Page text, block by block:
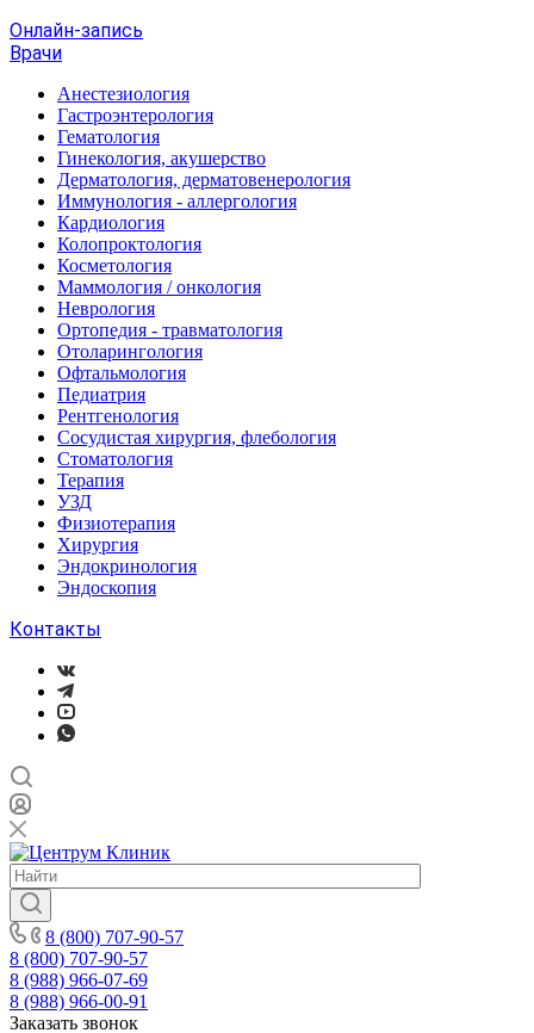
Онлайн-запись
Врачи
Анестезиология
Гастроэнтерология
Гематология
Гинекология, акушерство
Дерматология, дерматовенерология
Иммунология - аллергология
Кардиология
Колопроктология
Косметология
Маммология / онкология
Неврология
Ортопедия - травматология
Отоларингология
Офтальмология
Педиатрия
Рентгенология
Сосудистая хирургия, флебология
Стоматология
Терапия
УЗД
Физиотерапия
Хирургия
Эндокринология
Эндоскопия
Контакты
8 (800) 707-90-57
8 (800) 707-90-57
8 (988) 966-07-69
8 (988) 966-00-91
Заказать звонок